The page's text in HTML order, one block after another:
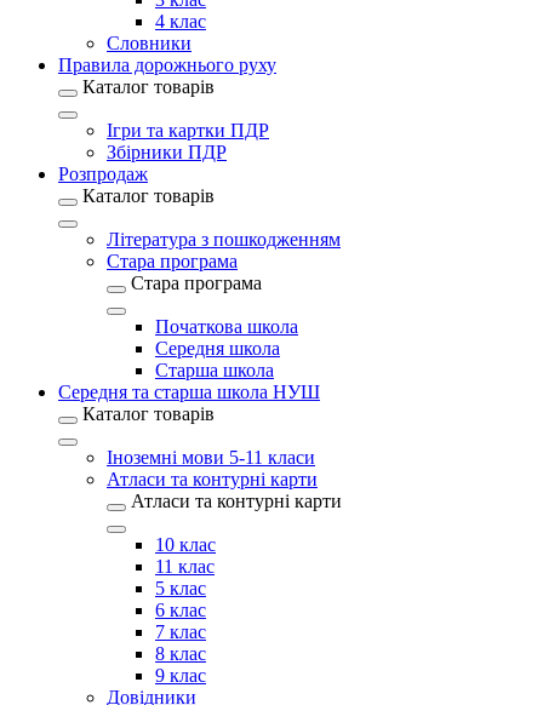
4 клас
Словники
Правила дорожнього руху
Каталог товарів
Ігри та картки ПДР
Збірники ПДР
Розпродаж
Каталог товарів
Література з пошкодженням
Стара програма
Стара програма
Початкова школа
Середня школа
Старша школа
Середня та старша школа НУШ
Каталог товарів
Іноземні мови 5-11 класи
Атласи та контурні карти
Атласи та контурні карти
10 клас
11 клас
5 клас
6 клас
7 клас
8 клас
9 клас
Довідники